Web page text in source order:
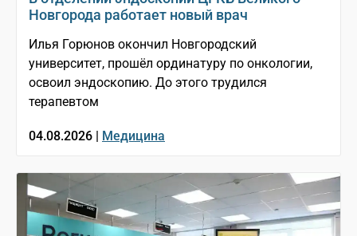
Новгорода работает новый врач
Илья Горюнов окончил Новгородский
университет, прошёл ординатуру по онкологии,
освоил эндоскопию. До этого трудился
терапевтом
04.08.2026 | Медицина